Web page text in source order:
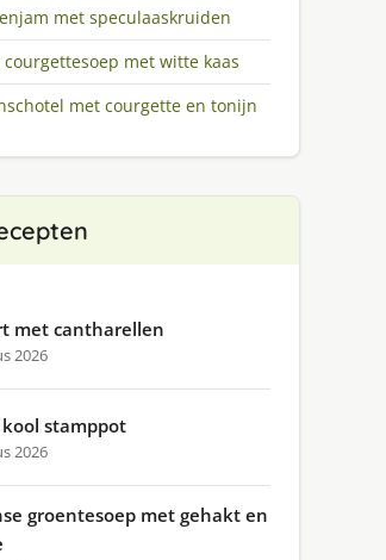
met speculaaskruiden
courgettesoep met witte kaas
met courgette en tonijn
met cantharellen
2026
stamppot
2026
groentesoep met gehakt en